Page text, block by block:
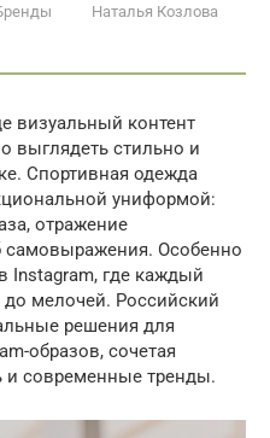
Наталья Козлова
визуальный контент
выглядеть стильно и
Спортивная одежда
униформой:
отражение
самовыражения. Особенно
Instagram, где каждый
мелочей. Российский
решения для
образов, сочетая
и современные тренды.